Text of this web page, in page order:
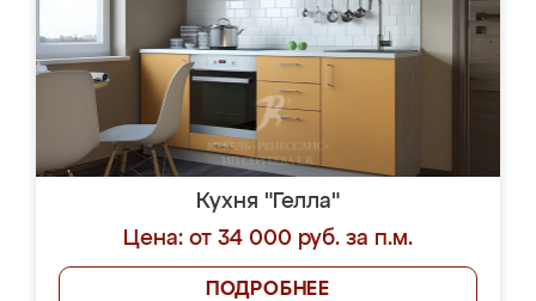
Кухня "Гелла"
Цена: от 34 000 руб. за п.м.
ПОДРОБНЕЕ